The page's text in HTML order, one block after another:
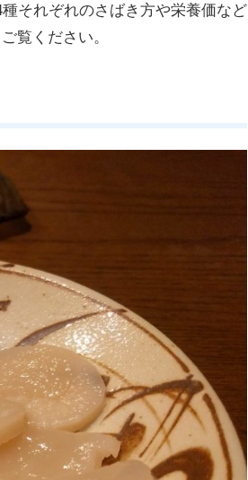
それぞれのさばき方や栄養価など
覧ください。